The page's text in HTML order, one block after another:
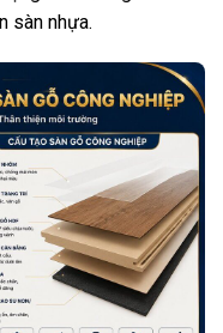
sàn nhựa.